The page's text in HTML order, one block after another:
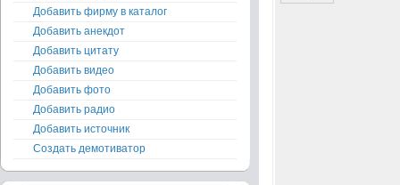
Добавить фирму в каталог
Добавить анекдот
Добавить цитату
Добавить видео
Добавить фото
Добавить радио
Добавить источник
Создать демотиватор